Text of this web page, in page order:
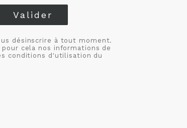
Valider
désinscrire à tout moment.
pour cela nos informations de
conditions d'utilisation du